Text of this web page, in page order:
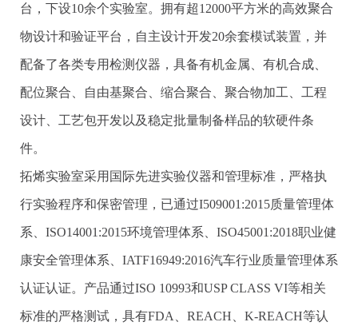
台，下设10余个实验室。拥有超12000平方米的高效聚合
物设计和验证平台，自主设计开发20余套模试装置，并
配备了各类专用检测仪器，具备有机金属、有机合成、
配位聚合、自由基聚合、缩合聚合、聚合物加工、工程
设计、工艺包开发以及稳定批量制备样品的软硬件条
件。
拓烯实验室采用国际先进实验仪器和管理标准，严格执
行实验程序和保密管理，已通过I509001:2015质量管理体
系、ISO14001:2015环境管理体系、ISO45001:2018职业健
康安全管理体系、IATF16949:2016汽车行业质量管理体系
认证认证。产品通过ISO 10993和USP CLASS VI等相关
标准的严格测试，具有FDA、REACH、K-REACH等认